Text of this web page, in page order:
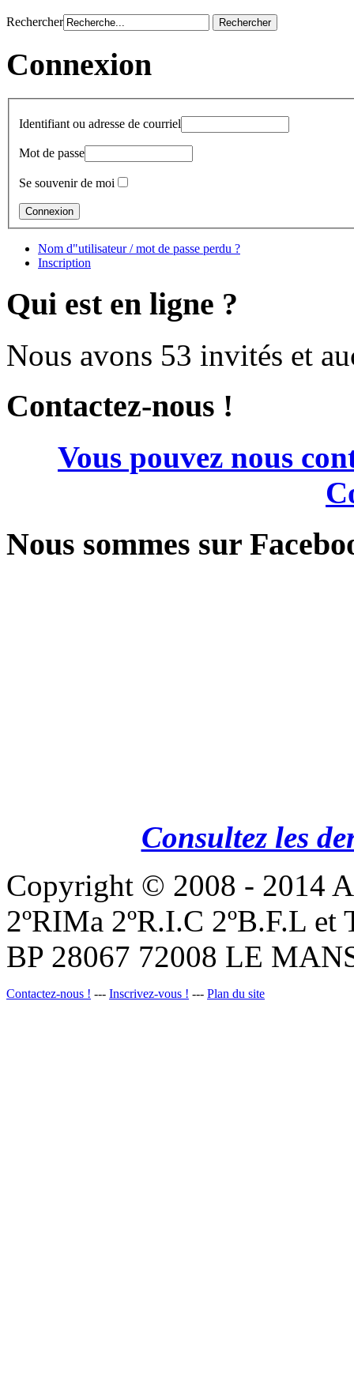
Rechercher
Connexion
Identifiant ou adresse de courriel
Mot de passe
Se souvenir de moi
Nom d"utilisateur / mot de passe perdu ?
Inscription
Qui est en ligne ?
Nous avons 53 invités et
Contactez-nous !
Vous pouvez nous
Nous sommes sur
Consultez les
Copyright © 2008 - 2014
2ºRIMa 2ºR.I.C 2ºB.F.L
BP 28067 72008 LE
Contactez-nous ! --- Inscrivez-vous ! --- Plan du site